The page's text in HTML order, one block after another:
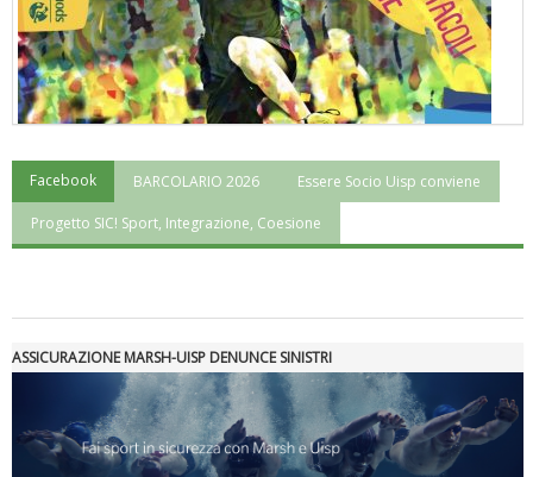
"Superare gli ostacoli": la relazione di Tiziano Pesce al CN Uisp
Facebook BARCOLARIO 2026 Essere Socio Uisp conviene
Progetto SIC! Sport, Integrazione, Coesione
ASSICURAZIONE MARSH-UISP DENUNCE SINISTRI